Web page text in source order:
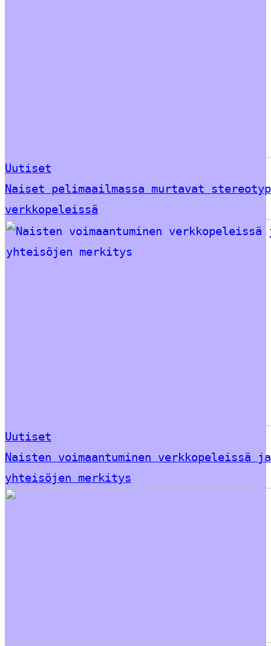
Uutiset
Naiset pelimaailmassa murtavat
verkkopeleissä
Uutiset
Naisten voimaantuminen verkkopeleissä ja
yhteisöjen merkitys